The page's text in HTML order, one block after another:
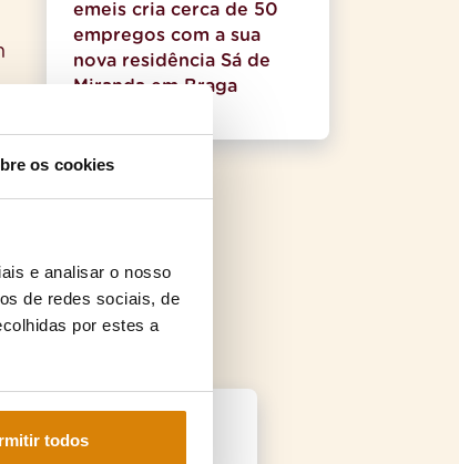
os cookies
e analisar o nosso
de redes sociais, de
por estes a
todos
emeis cria cerca de 50
empregos com a sua
nova residência Sá de
Miranda em Braga